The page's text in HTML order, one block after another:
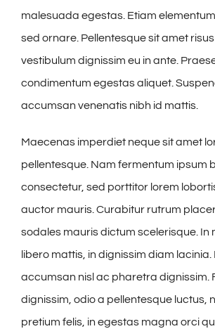
malesuada egestas. Etiam
sed ornare. Pellentesque sit amet
vestibulum dignissim eu in ante.
condimentum egestas aliquet.
accumsan venenatis nibh id mattis.
Maecenas imperdiet neque sit amet
pellentesque. Nam fermentum ipsum
consectetur, sed porttitor lorem
auctor mauris. Curabitur rutrum
sodales mauris dictum scelerisque. In
libero mattis, in dignissim diam lacinia.
accumsan nisl ac pharetra dignissim.
dignissim, odio a pellentesque luctus,
pretium felis, in egestas magna orci